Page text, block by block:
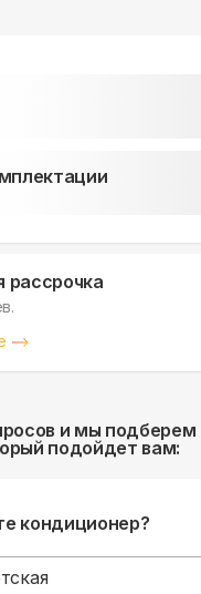
рассрочка
и мы подберем
подойдет вам:
кондиционер?